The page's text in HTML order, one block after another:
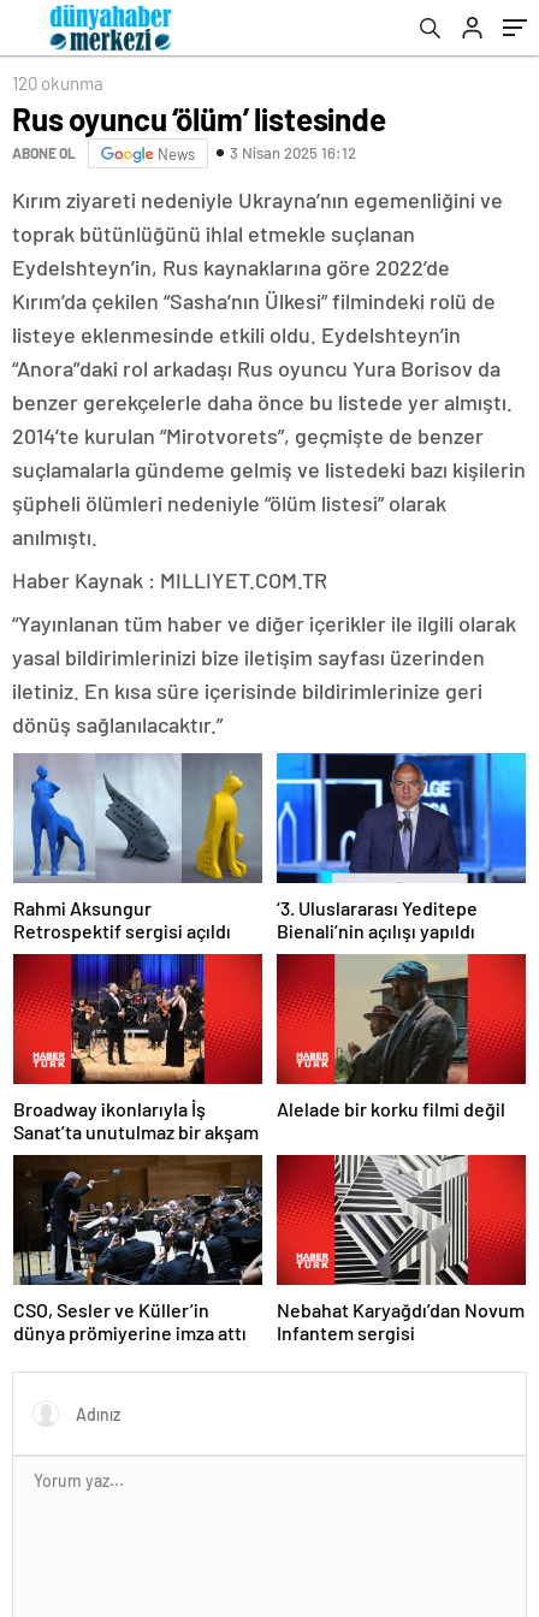
120 okunma
Rus oyuncu ‘ölüm’ listesinde
ABONE OL News 3 Nisan 2025 16:12
Kırım ziyareti nedeniyle Ukrayna’nın egemenliğini ve
toprak bütünlüğünü ihlal etmekle suçlanan
Eydelshteyn’in, Rus kaynaklarına göre 2022’de
Kırım’da çekilen “Sasha’nın Ülkesi” filmindeki rolü de
listeye eklenmesinde etkili oldu. Eydelshteyn’in
“Anora”daki rol arkadaşı Rus oyuncu Yura Borisov da
benzer gerekçelerle daha önce bu listede yer almıştı.
2014’te kurulan “Mirotvorets”, geçmişte de benzer
suçlamalarla gündeme gelmiş ve listedeki bazı kişilerin
şüpheli ölümleri nedeniyle “ölüm listesi” olarak
anılmıştı.
Haber Kaynak : MILLIYET.COM.TR
“Yayınlanan tüm haber ve diğer içerikler ile ilgili olarak
yasal bildirimlerinizi bize iletişim sayfası üzerinden
iletiniz. En kısa süre içerisinde bildirimlerinize geri
dönüş sağlanılacaktır.”
Rahmi Aksungur
Retrospektif sergisi açıldı
‘3. Uluslararası Yeditepe
Bienali’nin açılışı yapıldı
Broadway ikonlarıyla İş
Sanat’ta unutulmaz bir akşam
Alelade bir korku filmi değil
CSO, Sesler ve Küller’in
dünya prömiyerine imza attı
Nebahat Karyağdı’dan Novum
Infantem sergisi